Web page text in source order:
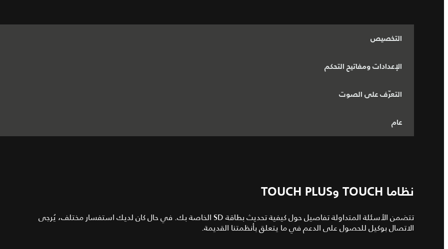
التخصيص
الإعدادات ومفاتيح التحكم
التعرّف على الصوت
عام
نظاما TOUCH وTOUCH PLUS
تتضمن الأسئلة المتداولة تفاصيل حول كيفية تحديث بطاقة SD الخاصة بك. في حال كان لديك استفسار مختلف، يُرجى
الاتصال بوكيل للحصول على الدعم في ما يتعلق بأنظمتنا القديمة.